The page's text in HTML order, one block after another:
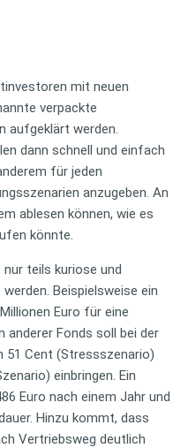
mit neuen
verpackte
aufgeklärt werden.
dann schnell und einfach
für jeden
anzugeben. An
ablesen können, wie es
könnte.
teils kuriose und
Beispielsweise ein
Euro für eine
anderer Fonds soll bei der
51 Cent (Stressszenario)
einbringen. Ein
Euro nach einem Jahr und
Hinzu kommt, dass
Vertriebsweg deutlich